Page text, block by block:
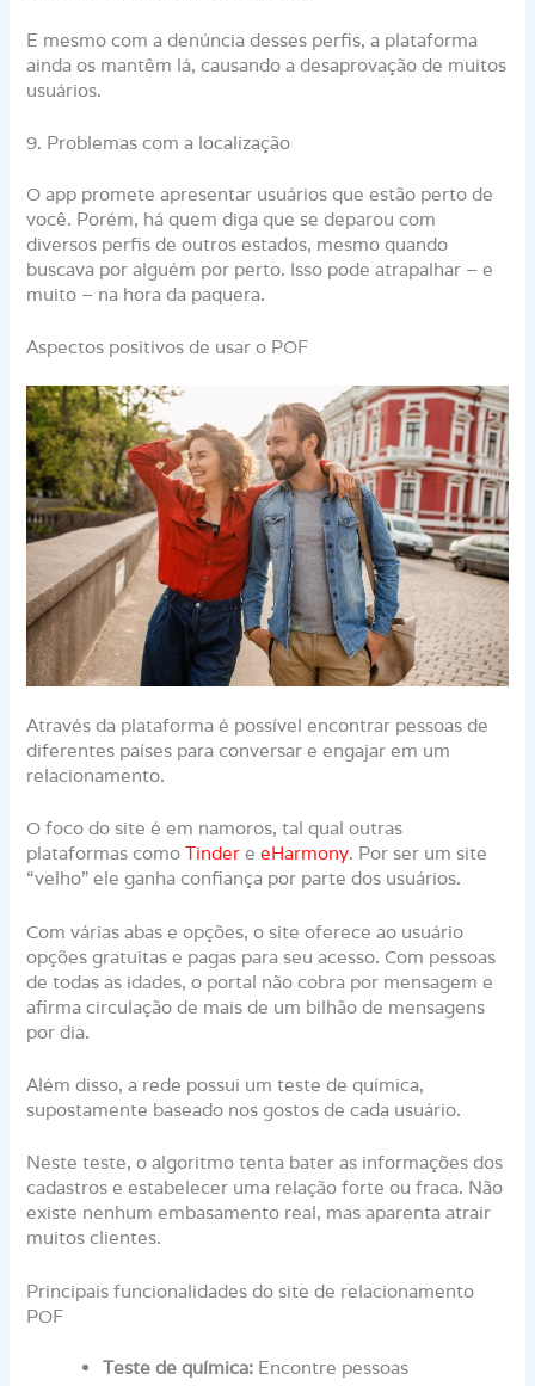
E mesmo com a denúncia desses perfis, a plataforma
ainda os mantêm lá, causando a desaprovação de muitos
usuários.
9. Problemas com a localização
O app promete apresentar usuários que estão perto de
você. Porém, há quem diga que se deparou com
diversos perfis de outros estados, mesmo quando
buscava por alguém por perto. Isso pode atrapalhar – e
muito – na hora da paquera.
Aspectos positivos de usar o POF
Através da plataforma é possível encontrar pessoas de
diferentes países para conversar e engajar em um
relacionamento.
O foco do site é em namoros, tal qual outras
plataformas comoTinder eeHarmony. Por ser um site
“velho” ele ganha confiança por parte dos usuários.
Com várias abas e opções, o site oferece ao usuário
opções gratuitas e pagas para seu acesso. Com pessoas
de todas as idades, o portal não cobra por mensagem e
afirma circulação de mais de um bilhão de mensagens
por dia.
Além disso, a rede possui um teste de química,
supostamente baseado nos gostos de cada usuário.
Neste teste, o algoritmo tenta bater as informações dos
cadastros e estabelecer uma relação forte ou fraca. Não
existe nenhum embasamento real, mas aparenta atrair
muitos clientes.
Principais funcionalidades do site de relacionamento
POF
Teste de química: Encontre pessoas